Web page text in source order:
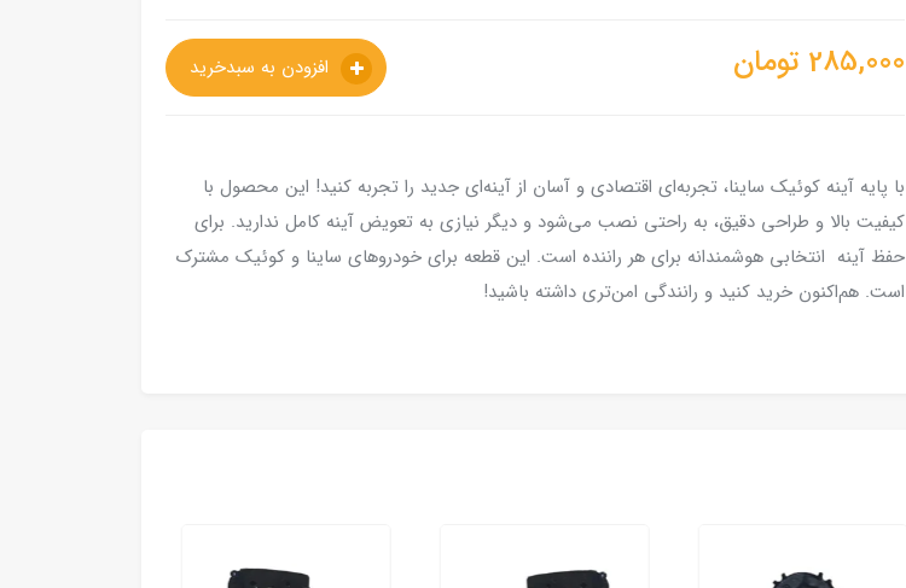
285,000 تومان
با پایه آینه کوئیک ساینا، تجربه‌ای اقتصادی و آسان از آینه‌ای جدید را تجربه کنید! این محصول با
کیفیت بالا و طراحی دقیق، به راحتی نصب می‌شود و دیگر نیازی به تعویض آینه کامل ندارید. برای
حفظ آینه انتخابی هوشمندانه برای هر راننده است. این قطعه برای خودرو‌های ساینا و کوئیک مشترک
است. هم‌اکنون خرید کنید و رانندگی امن‌تری داشته باشید!